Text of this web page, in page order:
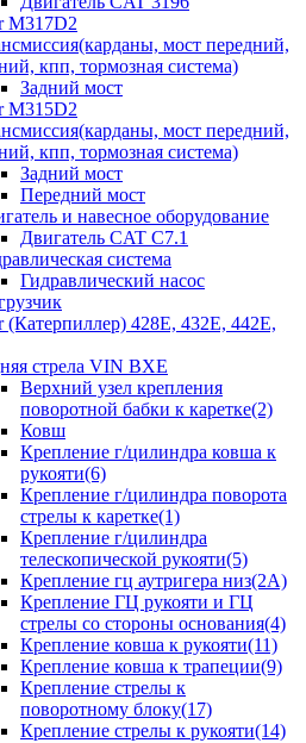
M317D2
мост передний,
кпп, тормозная система)
Задний мост
M315D2
мост передний,
кпп, тормозная система)
Задний мост
Передний мост
и навесное оборудование
Двигатель CAT C7.1
система
Гидравлический насос
(Катерпиллер) 428E, 432E, 442E,
стрела VIN BXE
Верхний узел крепления
поворотной бабки к каретке(2)
Ковш
Крепление г/цилиндра ковша к
рукояти(6)
Крепление г/цилиндра поворота
стрелы к каретке(1)
Крепление г/цилиндра
телескопической рукояти(5)
Крепление гц аутригера низ(2А)
Крепление ГЦ рукояти и ГЦ
стрелы со стороны основания(4)
Крепление ковша к рукояти(11)
Крепление ковша к трапеции(9)
Крепление стрелы к
поворотному блоку(17)
Крепление стрелы к рукояти(14)